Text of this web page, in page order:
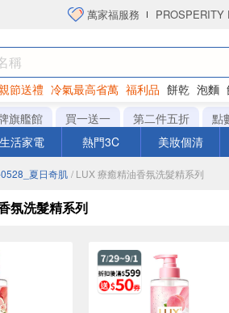
萬家福服務 PROSPERITY
節送禮 冷氣最高省萬 福利品 餅乾 泡麵
旗艦館 買一送一 第二件五折 點
生活家電 熱門3C 美妝個清
夏日奇肌 / LUX 療癒精油香氛洗髮精系列
氛洗髮精系列